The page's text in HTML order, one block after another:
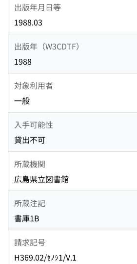
出版年月日等
1988.03
出版年（W3CDTF）
1988
対象利用者
一般
入手可能性
貸出不可
所蔵機関
広島県立図書館
所蔵注記
書庫1B
請求記号
H369.02/ｾﾉｼ1/V.1